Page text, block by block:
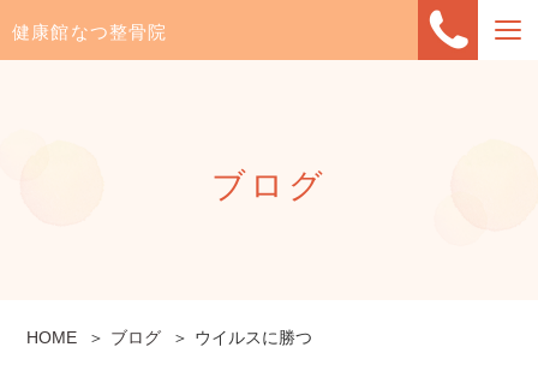
健康館なつ整骨院
ブログ
HOME ブログ ウイルスに勝つ